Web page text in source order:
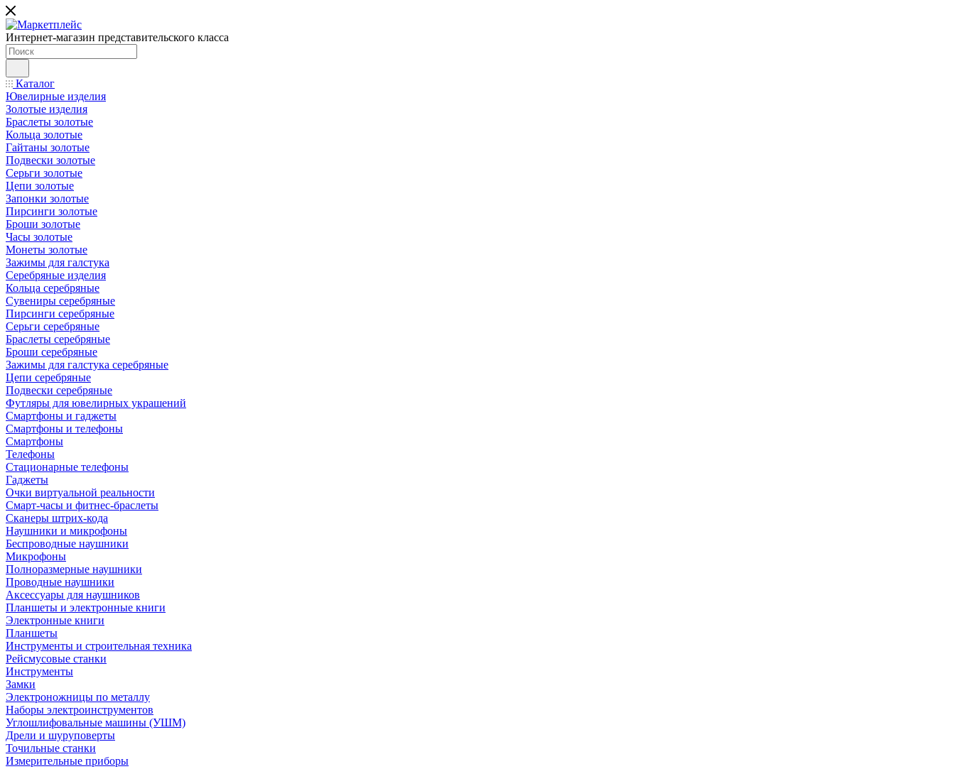
Интернет-магазин представительского класса
Каталог
Ювелирные изделия
Золотые изделия
Браслеты золотые
Кольца золотые
Гайтаны золотые
Подвески золотые
Серьги золотые
Цепи золотые
Запонки золотые
Пирсинги золотые
Броши золотые
Часы золотые
Монеты золотые
Зажимы для галстука
Серебряные изделия
Кольца серебряные
Сувениры серебряные
Пирсинги серебряные
Серьги серебряные
Браслеты серебряные
Броши серебряные
Зажимы для галстука серебряные
Цепи серебряные
Подвески серебряные
Футляры для ювелирных украшений
Смартфоны и гаджеты
Смартфоны и телефоны
Смартфоны
Телефоны
Стационарные телефоны
Гаджеты
Очки виртуальной реальности
Смарт-часы и фитнес-браслеты
Сканеры штрих-кода
Наушники и микрофоны
Беспроводные наушники
Микрофоны
Полноразмерные наушники
Проводные наушники
Аксессуары для наушников
Планшеты и электронные книги
Электронные книги
Планшеты
Инструменты и строительная техника
Рейсмусовые станки
Инструменты
Замки
Электроножницы по металлу
Наборы электроинструментов
Углошлифовальные машины (УШМ)
Дрели и шуруповерты
Точильные станки
Измерительные приборы